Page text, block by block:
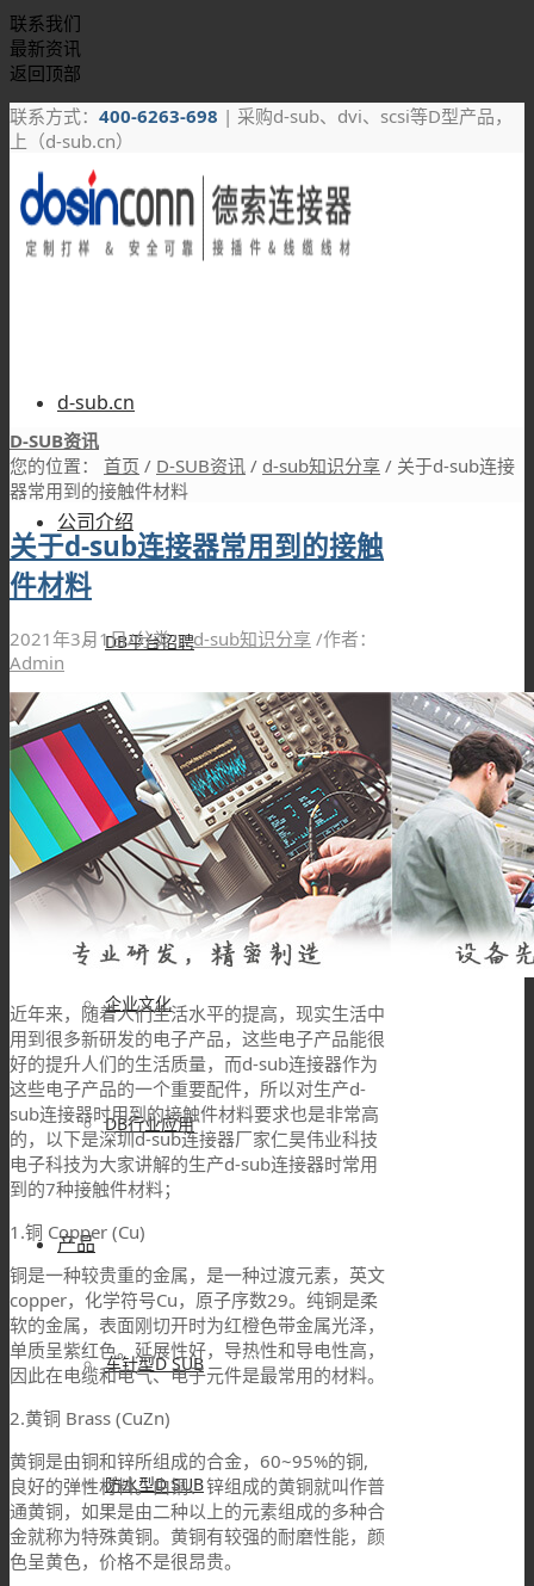
联系我们
最新资讯
返回顶部
联系方式： 400-6263-698 | 采购d-sub、dvi、scsi等D型产品，
上（d-sub.cn）
d-sub.cn
公司介绍
DB平台招聘
品牌故事
DB设备展示
企业文化
DB行业应用
产品
车针型D SUB
防水型D SUB
D-SUB资讯
您的位置：
首页 / D-SUB资讯 / d-sub知识分享 / 关于d-sub连接
器常用到的接触件材料
关于d-sub连接器常用到的接触
件材料
2021年3月1日/分类：d-sub知识分享 /作者：
Admin
近年来，随着人们生活水平的提高，现实生活中
用到很多新研发的电子产品，这些电子产品能很
好的提升人们的生活质量，而d-sub连接器作为
这些电子产品的一个重要配件，所以对生产d-
sub连接器时用到的接触件材料要求也是非常高
的，以下是深圳d-sub连接器厂家仁昊伟业科技
电子科技为大家讲解的生产d-sub连接器时常用
到的7种接触件材料；
1.铜 Copper (Cu)
铜是一种较贵重的金属，是一种过渡元素，英文
copper，化学符号Cu，原子序数29。纯铜是柔
软的金属，表面刚切开时为红橙色带金属光泽，
单质呈紫红色。延展性好，导热性和导电性高，
因此在电缆和电气、电子元件是最常用的材料。
2.黄铜 Brass (CuZn)
黄铜是由铜和锌所组成的合金，60~95%的铜,
良好的弹性材料。由铜、锌组成的黄铜就叫作普
通黄铜，如果是由二种以上的元素组成的多种合
金就称为特殊黄铜。黄铜有较强的耐磨性能，颜
色呈黄色，价格不是很昂贵。